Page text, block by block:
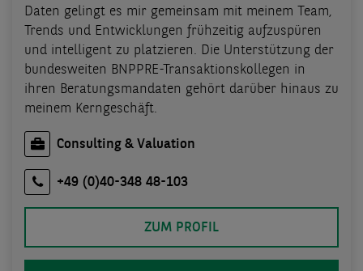
Daten gelingt es mir gemeinsam mit meinem Team,
Trends und Entwicklungen frühzeitig aufzuspüren
und intelligent zu platzieren. Die Unterstützung der
bundesweiten BNPPRE-Transaktionskollegen in
ihren Beratungsmandaten gehört darüber hinaus zu
meinem Kerngeschäft.
Consulting & Valuation
+49 (0)40-348 48-103
ZUM PROFIL